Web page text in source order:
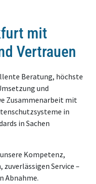
mit
Vertrauen
Beratung, höchste
und
Zusammenarbeit mit
in
in Sachen
Kompetenz,
Service –
Abnahme.